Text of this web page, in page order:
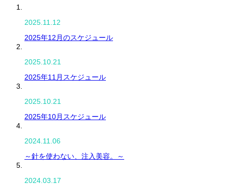
2025.11.12
2025年12月のスケジュール
2025.10.21
2025年11月スケジュール
2025.10.21
2025年10月スケジュール
2024.11.06
～針を使わない、注入美容。～
2024.03.17